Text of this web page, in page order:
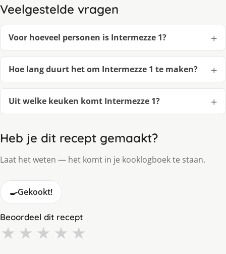
Veelgestelde vragen
Voor hoeveel personen is Intermezze 1?
Hoe lang duurt het om Intermezze 1 te maken?
Uit welke keuken komt Intermezze 1?
Heb je dit recept gemaakt?
Laat het weten — het komt in je kooklogboek te staan.
🍳Gekookt!
Beoordeel dit recept
★ ★ ★ ★ ★